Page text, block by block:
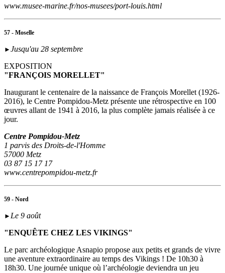
www.musee-marine.fr/nos-musees/port-louis.html
57 - Moselle
► Jusqu'au 28 septembre
EXPOSITION
"FRANÇOIS MORELLET"
Inaugurant le centenaire de la naissance de François Morellet (1926-
2016), le Centre Pompidou-Metz présente une rétrospective en 100
œuvres allant de 1941 à 2016, la plus complète jamais réalisée à ce
jour.
Centre Pompidou-Metz
1 parvis des Droits-de-l'Homme
57000 Metz
03 87 15 17 17
www.centrepompidou-metz.fr
59 - Nord
► Le 9 août
"ENQUÊTE CHEZ LES VIKINGS"
Le parc archéologique Asnapio propose aux petits et grands de vivre
une aventure extraordinaire au temps des Vikings ! De 10h30 à
18h30. Une journée unique où l’archéologie deviendra un jeu